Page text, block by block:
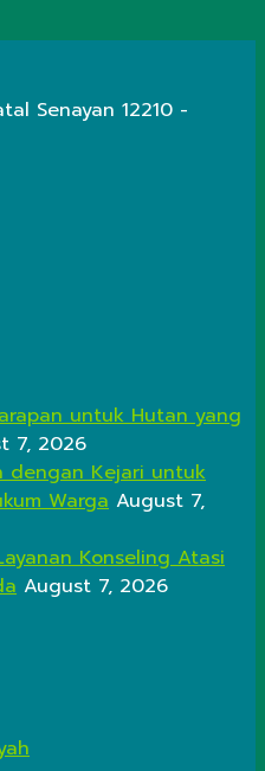
Senayan 12210 -
untuk Hutan yang
7, 2026
dengan Kejari untuk
Warga August 7,
Konseling Atasi
August 7, 2026